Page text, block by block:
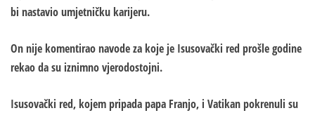
bi nastavio umjetničku karijeru.
On nije komentirao navode za koje je Isusovački red prošle godine
rekao da su iznimno vjerodostojni.
Isusovački red, kojem pripada papa Franjo, i Vatikan pokrenuli su